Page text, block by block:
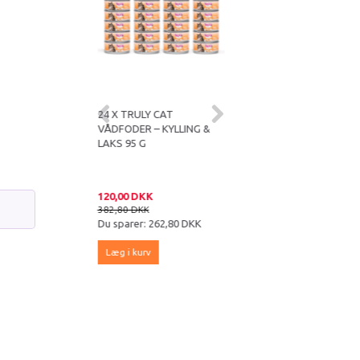
24 X TRULY CAT
VÅDFODER – KYLLING &
LAKS 95 G
120,00 DKK
382,80 DKK
Du sparer: 262,80 DKK
Læg i kurv